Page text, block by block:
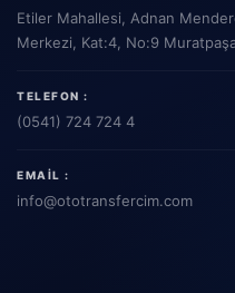
Etiler Mahallesi, Adnan
Merkezi, Kat:4, No:9
TELEFON :
(0541) 724 724 4
EMAIL :
info@ototransfercim.com